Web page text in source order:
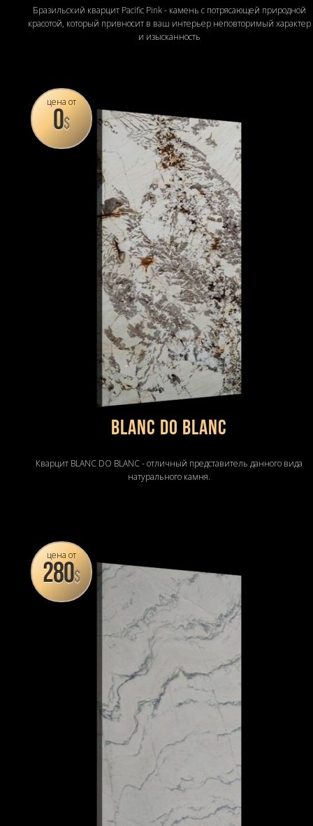
Бразильский кварцит Pacific Pink - камень с потрясающей природной
красотой, который привносит в ваш интерьер неповторимый характер
и изысканность
цена от
0$
BLANC DO BLANC
Кварцит BLANC DO BLANC - отличный представитель данного вида
натурального камня.
цена от
280$